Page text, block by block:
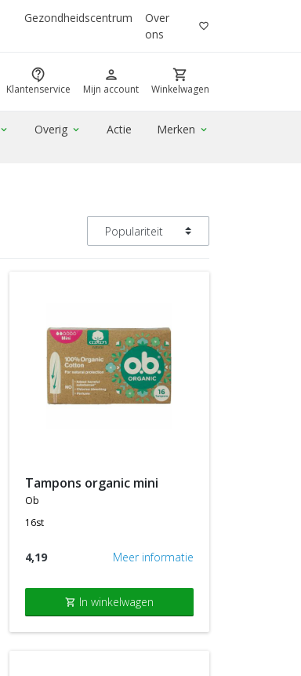
Gezondheidscentrum
Over
ons
favorite_border
contact_support
Klantenservice
person
Mijn account
shopping_cart
Winkelwagen
expand_more Overig expand_more Actie Merken expand_more
tampons organic mini
ob
16st
4,19 Meer informatie
shopping_cart In winkelwagen